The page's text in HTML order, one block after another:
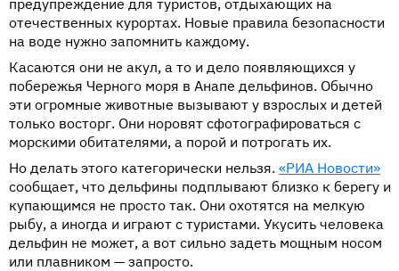
предупреждение для туристов, отдыхающих на
отечественных курортах. Новые правила безопасности
на воде нужно запомнить каждому.
Касаются они не акул, а то и дело появляющихся у
побережья Черного моря в Анапе дельфинов. Обычно
эти огромные животные вызывают у взрослых и детей
только восторг. Они норовят сфотографироваться с
морскими обитателями, а порой и потрогать их.
Но делать этого категорически нельзя. «РИА Новости»
сообщает, что дельфины подплывают близко к берегу и
купающимся не просто так. Они охотятся на мелкую
рыбу, а иногда и играют с туристами. Укусить человека
дельфин не может, а вот сильно задеть мощным носом
или плавником — запросто.